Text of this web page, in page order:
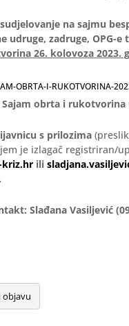
na sajmu
udruge, zadruge, OPG-
26. kolovoza 2023.
OBRTA-I-RUKOTVORINA-
Sajam obrta i
s prilozima
je izlagač registriran/
kriz.hr ili
Slađana Vasiljević
objavu